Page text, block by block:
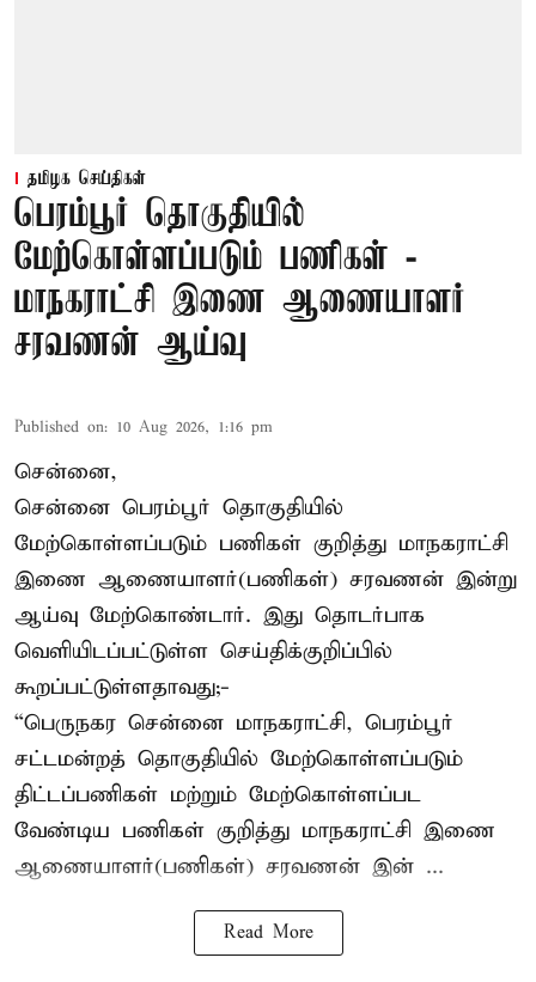
தமிழக செய்திகள்
பெரம்பூர் தொகுதியில்
மேற்கொள்ளப்படும் பணிகள் -
மாநகராட்சி இணை ஆணையாளர்
சரவணன் ஆய்வு
Published on: 10 Aug 2026, 1:16 pm
சென்னை,
சென்னை பெரம்பூர் தொகுதியில்
மேற்கொள்ளப்படும் பணிகள் குறித்து மாநகராட்சி
இணை ஆணையாளர்(பணிகள்) சரவணன் இன்று
ஆய்வு மேற்கொண்டார். இது தொடர்பாக
வெளியிடப்பட்டுள்ள செய்திக்குறிப்பில்
கூறப்பட்டுள்ளதாவது;-
“பெருநகர சென்னை மாநகராட்சி, பெரம்பூர்
சட்டமன்றத் தொகுதியில் மேற்கொள்ளப்படும்
திட்டப்பணிகள் மற்றும் மேற்கொள்ளப்பட
வேண்டிய பணிகள் குறித்து மாநகராட்சி இணை
ஆணையாளர்(பணிகள்) சரவணன் இன் ...
Read More